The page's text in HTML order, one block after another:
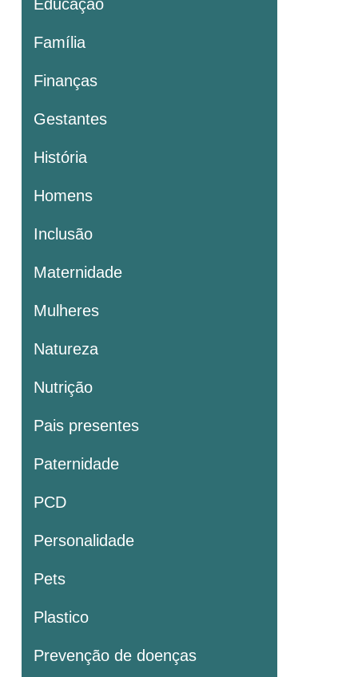
Educação
Família
Finanças
Gestantes
História
Homens
Inclusão
Maternidade
Mulheres
Natureza
Nutrição
Pais presentes
Paternidade
PCD
Personalidade
Pets
Plastico
Prevenção de doenças